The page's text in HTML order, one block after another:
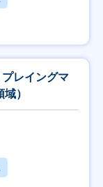
プレイングマ
）